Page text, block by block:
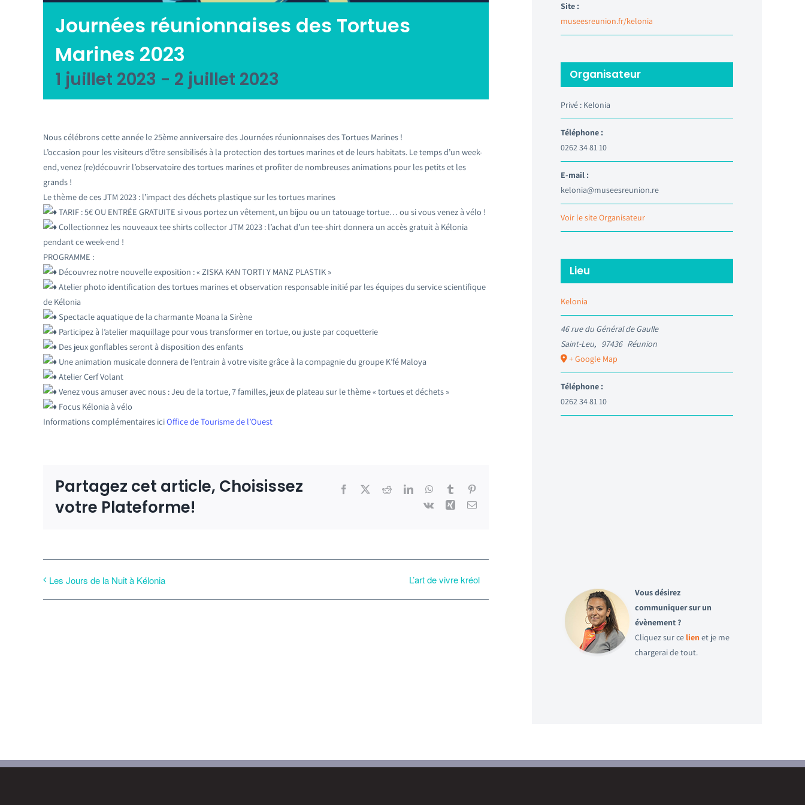
Journées réunionnaises des Tortues
Marines 2023
1 juillet 2023 - 2 juillet 2023
Nous célébrons cette année le 25ème anniversaire des Journées réunionnaises des Tortues Marines !
L’occasion pour les visiteurs d’être sensibilisés à la protection des tortues marines et de leurs habitats. Le temps d’un week-
end, venez (re)découvrir l’observatoire des tortues marines et profiter de nombreuses animations pour les petits et les
grands !
Le thème de ces JTM 2023 : l’impact des déchets plastique sur les tortues marines
TARIF : 5€ OU ENTRÉE GRATUITE si vous portez un vêtement, un bijou ou un tatouage tortue… ou si vous venez à vélo !
Collectionnez les nouveaux tee shirts collector JTM 2023 : l’achat d’un tee-shirt donnera un accès gratuit à Kélonia
pendant ce week-end !
PROGRAMME :
Découvrez notre nouvelle exposition : « ZISKA KAN TORTI Y MANZ PLASTIK »
Atelier photo identification des tortues marines et observation responsable initié par les équipes du service scientifique
de Kélonia
Spectacle aquatique de la charmante Moana la Sirène
Participez à l’atelier maquillage pour vous transformer en tortue, ou juste par coquetterie
Des jeux gonflables seront à disposition des enfants
Une animation musicale donnera de l’entrain à votre visite grâce à la compagnie du groupe K’fé Maloya
Atelier Cerf Volant
Venez vous amuser avec nous : Jeu de la tortue, 7 familles, jeux de plateau sur le thème « tortues et déchets »
Focus Kélonia à vélo
Informations complémentaires iciOffice de Tourisme de l’Ouest
Partagez cet article, Choisissez
votre Plateforme!
Facebook RedditLinkedInWhatsApp
Tumblr
Vk
Xing Email
Les Jours de la Nuit à Kélonia L’art de vivre kréol
Site :
museesreunion.fr/kelonia
Organisateur
Privé : Kelonia
Téléphone :
0262 34 81 10
E-mail :
kelonia@museesreunion.re
Voir le site Organisateur
Lieu
Kelonia
46 rue du Général de Gaulle
Saint-Leu, 97436 Réunion
+ Google Map
Téléphone :
0262 34 81 10
Vous désirez
communiquer sur un
évènement ?
Cliquez sur ce lien et je me
chargerai de tout.